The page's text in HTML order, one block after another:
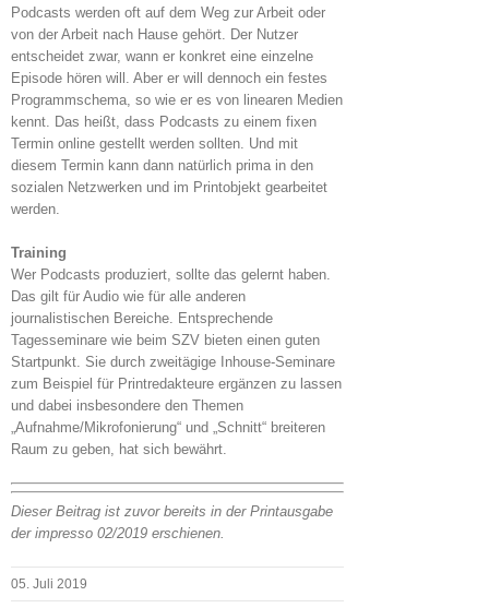
Podcasts werden oft auf dem Weg zur Arbeit oder
von der Arbeit nach Hause gehört. Der Nutzer
entscheidet zwar, wann er konkret eine einzelne
Episode hören will. Aber er will dennoch ein festes
Programmschema, so wie er es von linearen Medien
kennt. Das heißt, dass Podcasts zu einem fixen
Termin online gestellt werden sollten. Und mit
diesem Termin kann dann natürlich prima in den
sozialen Netzwerken und im Printobjekt gearbeitet
werden.
Training
Wer Podcasts produziert, sollte das gelernt haben.
Das gilt für Audio wie für alle anderen
journalistischen Bereiche. Entsprechende
Tagesseminare wie beim SZV bieten einen guten
Startpunkt. Sie durch zweitägige Inhouse-Seminare
zum Beispiel für Printredakteure ergänzen zu lassen
und dabei insbesondere den Themen
„Aufnahme/Mikrofonierung“ und „Schnitt“ breiteren
Raum zu geben, hat sich bewährt.
Dieser Beitrag ist zuvor bereits in der Printausgabe
der impresso 02/2019 erschienen.
05. Juli 2019